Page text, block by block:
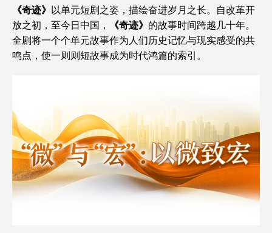
《奇迹》 以单元短剧之姿，描绘奋进岁月之长。自改革开
放之初，至今日中国，
《奇迹》 的故事时间跨越几十年。
全剧将一个个单元故事作为人们历史记忆与现实感受的共
鸣点，使一则则短故事成为时代鸿篇的索引。